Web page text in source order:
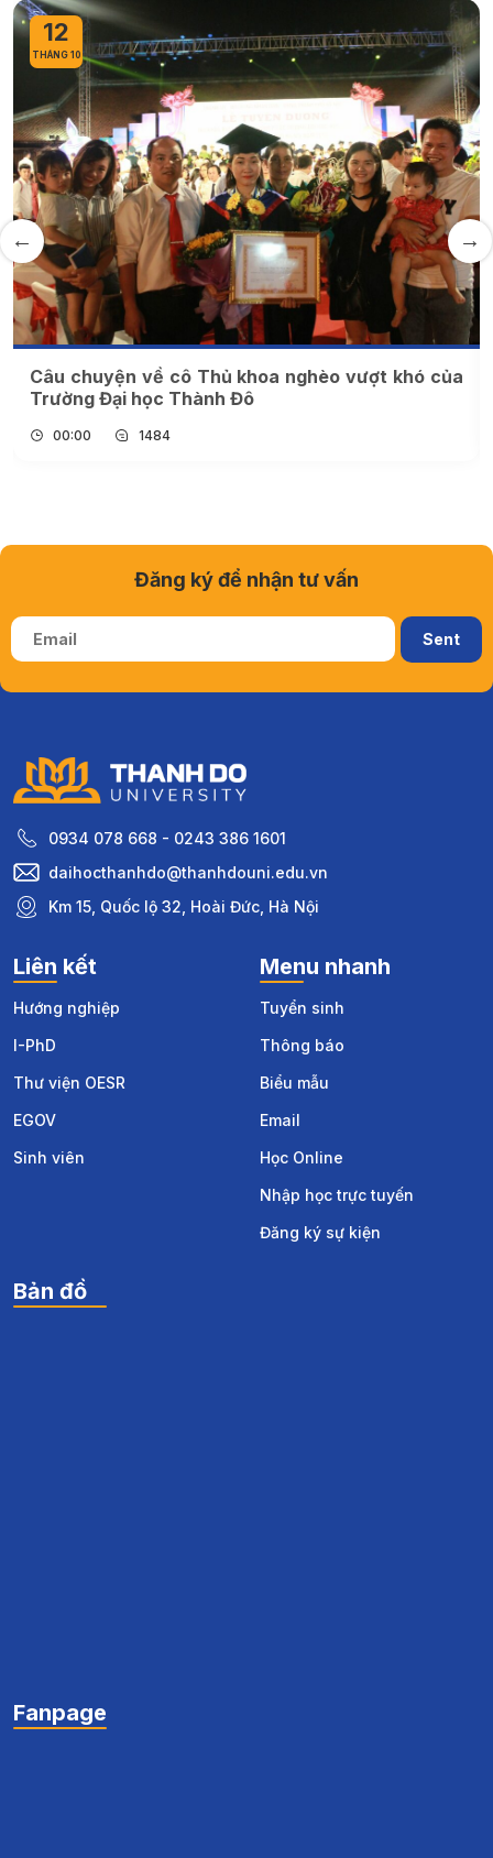
12
THÁNG 10
Câu chuyện về cô Thủ khoa nghèo vượt khó của
Trường Đại học Thành Đô
00:00 1484
0934 078 668 - 0243 386 1601
daihocthanhdo@thanhdouni.edu.vn
Km 15, Quốc lộ 32, Hoài Đức, Hà Nội
Liên kết
Hướng nghiệp
I-PhD
Thư viện OESR
EGOV
Sinh viên
Menu nhanh
Tuyển sinh
Thông báo
Biểu mẫu
Email
Học Online
Nhập học trực tuyến
Đăng ký sự kiện
Bản đồ
Fanpage
Đăng ký để nhận tư vấn